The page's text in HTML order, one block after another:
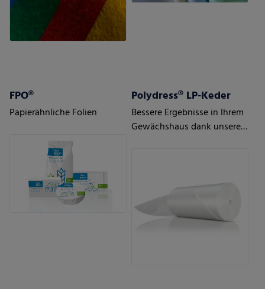
FPO®
Papierähnliche Folien
Polydress® LP-Keder
Bessere Ergebnisse in Ihrem
Gewächshaus dank unserer